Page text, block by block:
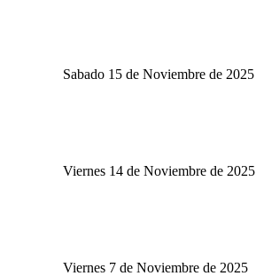
Sabado 15 de Noviembre de 2025
Viernes 14 de Noviembre de 2025
Viernes 7 de Noviembre de 2025